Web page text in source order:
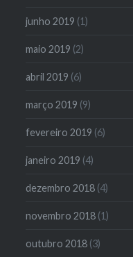
junho 2019 (1)
maio 2019 (2)
abril 2019 (6)
março 2019 (9)
fevereiro 2019 (6)
janeiro 2019 (4)
dezembro 2018 (4)
novembro 2018 (1)
outubro 2018 (3)